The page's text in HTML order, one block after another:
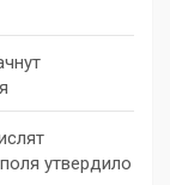
утвердило